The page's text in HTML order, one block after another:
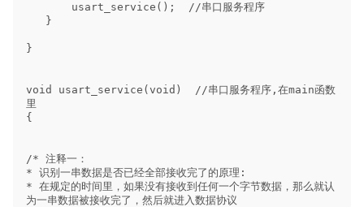
}
void usart_service(void)  //串口服务程序,在main函数
里
{
/* 注释一：
* 识别一串数据是否已经全部接收完了的原理:
* 在规定的时间里，如果没有接收到任何一个字节数据，那么就认
为一串数据被接收完了，然后就进入数据协议